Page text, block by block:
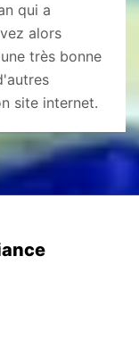
qui a
alors
très bonne
site internet.